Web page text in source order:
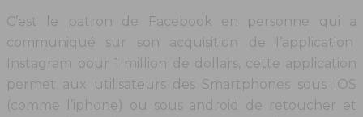
C’est le patron de Facebook en personne qui a
communiqué sur son acquisition de l’application
Instagram pour 1 million de dollars, cette application
permet aux utilisateurs des Smartphones sous IOS
(comme l’iphone) ou sous android de retoucher et